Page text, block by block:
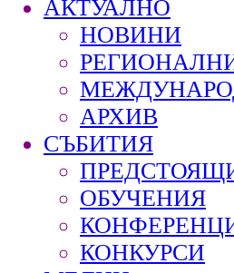
АКТУАЛНО
НОВИНИ
АРХИВ
СЪБИТИЯ
ОБУЧЕНИЯ
КОНКУРСИ